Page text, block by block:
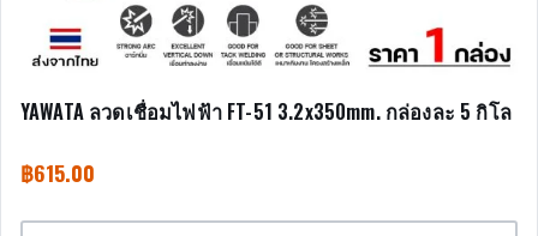
YAWATA ลวดเชื่อมไฟฟ้า FT-51 3.2x350mm. กล่องละ 5 กิโล
฿615.00